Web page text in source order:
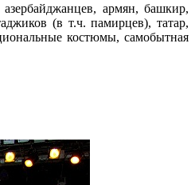
армян, башкир,
(в т.ч. памирцев), татар,
костюмы, самобытная